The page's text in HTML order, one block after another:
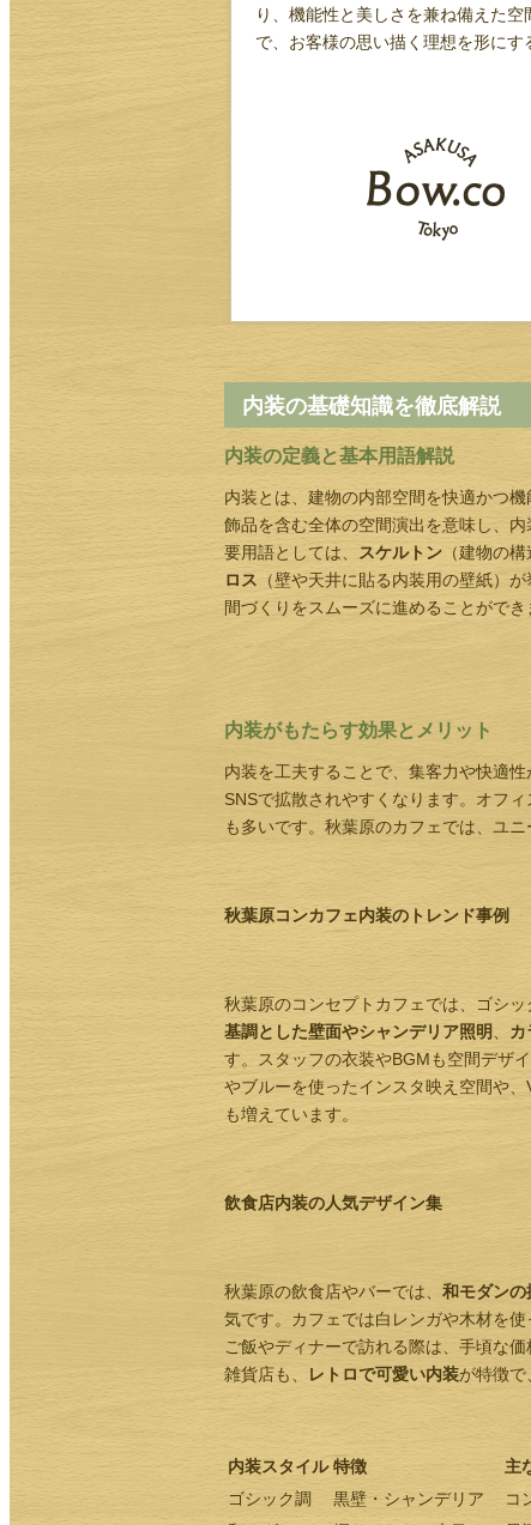
り、機能性と美しさを兼ね備えた
で、お客様の思い描く理想を形にす
内装の基礎知識を徹底解説
内装の定義と基本用語解説
内装とは、建物の内部空間を快適かつ
飾品を含む全体の空間演出を意味し、
要用語としては、
スケルトン （建物の
ロス （壁や天井に貼る内装用の壁紙）
間づくりをスムーズに進めることができ
内装がもたらす効果とメリット
内装を工夫することで、集客力や快適
SNSで拡散されやすくなります。オフ
も多いです。秋葉原のカフェでは、ユ
秋葉原コンカフェ内装のトレンド事例
秋葉原のコンセプトカフェでは、ゴシ
基調とした壁面やシャンデリア照明
カ
す。スタッフの衣装やBGMも空間デザ
やブルーを使ったインスタ映え空間や
も増えています。
飲食店内装の人気デザイン集
秋葉原の飲食店やバーでは、 和モダンの
気です。カフェでは白レンガや木材を
ご飯やディナーで訪れる際は、手頃な
雑貨店も、
レトロで可愛い内装が特徴で
内装スタイル 特徴
主
ゴシック調
黒壁・シャンデリア
コ